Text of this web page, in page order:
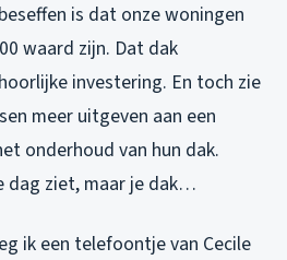
is dat onze woningen
waard zijn. Dat dak
investering. En toch zie
meer uitgeven aan een
onderhoud van hun dak.
dag ziet, maar je dak…
ik een telefoontje van Cecile